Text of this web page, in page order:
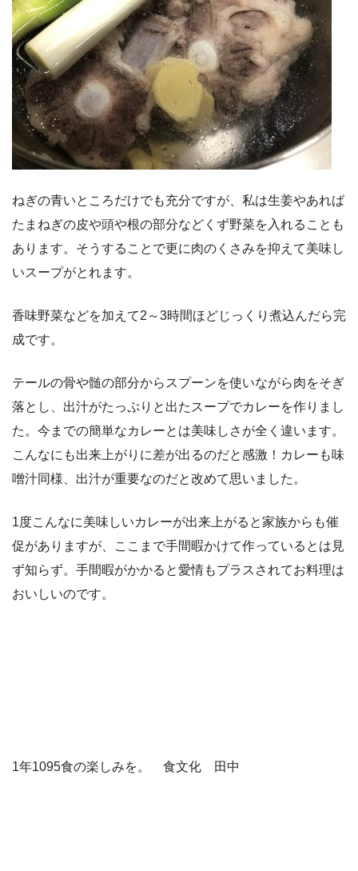
ねぎの青いところだけでも充分ですが、私は生姜やあれば
たまねぎの皮や頭や根の部分などくず野菜を入れることも
あります。そうすることで更に肉のくさみを抑えて美味し
いスープがとれます。
香味野菜などを加えて2～3時間ほどじっくり煮込んだら完
成です。
テールの骨や髄の部分からスプーンを使いながら肉をそぎ
落とし、出汁がたっぷりと出たスープでカレーを作りまし
た。今までの簡単なカレーとは美味しさが全く違います。
こんなにも出来上がりに差が出るのだと感激！カレーも味
噌汁同様、出汁が重要なのだと改めて思いました。
1度こんなに美味しいカレーが出来上がると家族からも催
促がありますが、ここまで手間暇かけて作っているとは見
ず知らず。手間暇がかかると愛情もプラスされてお料理は
おいしいのです。
1年1095食の楽しみを。 食文化 田中